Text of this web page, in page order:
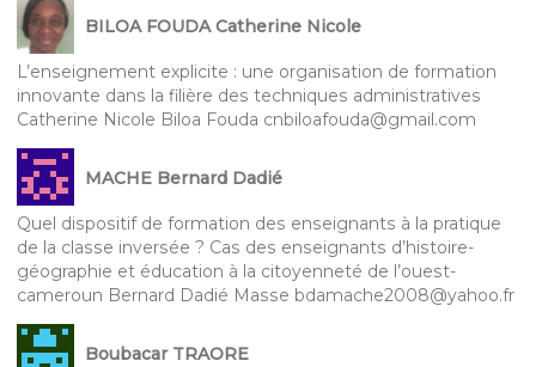
BILOA FOUDA Catherine Nicole
L’enseignement explicite : une organisation de formation
innovante dans la filière des techniques administratives
Catherine Nicole Biloa Fouda cnbiloafouda@gmail.com
MACHE Bernard Dadié
Quel dispositif de formation des enseignants à la pratique
de la classe inversée ? Cas des enseignants d’histoire-
géographie et éducation à la citoyenneté de l’ouest-
cameroun Bernard Dadié Masse bdamache2008@yahoo.fr
Boubacar TRAORE